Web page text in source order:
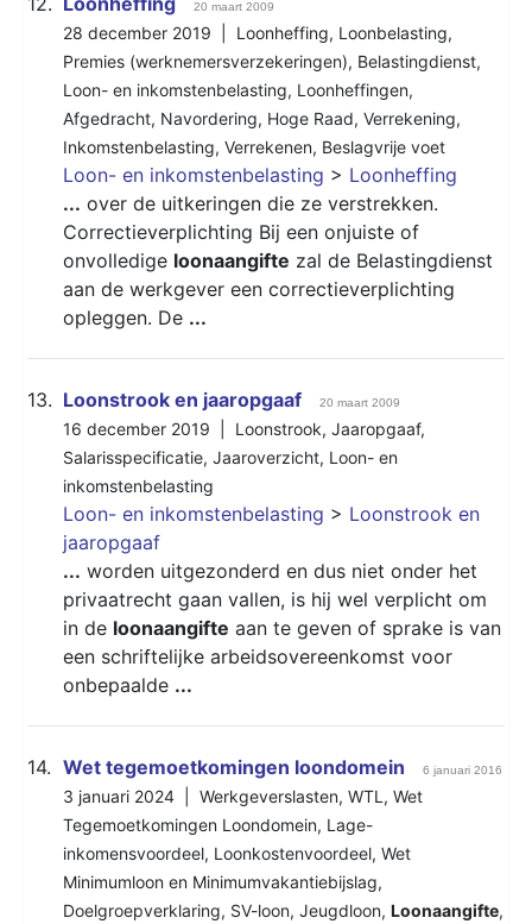
20 maart 2009
28 december 2019 | Loonheffing, Loonbelasting,
Premies (werknemersverzekeringen), Belastingdienst,
Loon- en inkomstenbelasting, Loonheffingen,
Afgedracht, Navordering, Hoge Raad, Verrekening,
Inkomstenbelasting, Verrekenen, Beslagvrije voet
Loon- en inkomstenbelasting > Loonheffing
... over de uitkeringen die ze verstrekken.
Correctieverplichting Bij een onjuiste of
onvolledige loonaangifte zal de Belastingdienst
aan de werkgever een correctieverplichting
opleggen. De ...
13. Loonstrook en jaaropgaaf 20 maart 2009
16 december 2019 | Loonstrook, Jaaropgaaf,
Salarisspecificatie, Jaaroverzicht, Loon- en
inkomstenbelasting
Loon- en inkomstenbelasting > Loonstrook en
jaaropgaaf
... worden uitgezonderd en dus niet onder het
privaatrecht gaan vallen, is hij wel verplicht om
in de loonaangifte aan te geven of sprake is van
een schriftelijke arbeidsovereenkomst voor
onbepaalde ...
14. Wet tegemoetkomingen loondomein 6 januari 2016
3 januari 2024 | Werkgeverslasten, WTL , Wet
Tegemoetkomingen Loondomein, Lage-
inkomensvoordeel, Loonkostenvoordeel, Wet
Minimumloon en Minimumvakantiebijslag,
Doelgroepverklaring, SV-loon, Jeugdloon, Loonaangifte,